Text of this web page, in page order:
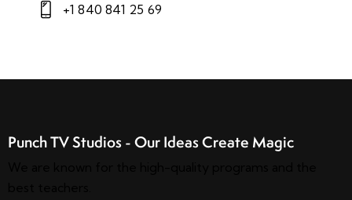
+1 840 841 25 69
Punch TV Studios - Our Ideas Create Magic